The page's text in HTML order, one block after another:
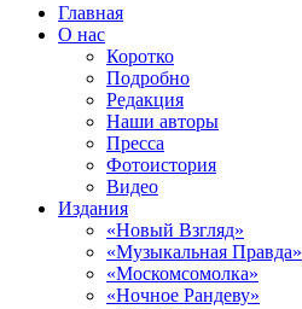
Главная
О нас
Коротко
Подробно
Редакция
Наши авторы
Пресса
Фотоистория
Видео
Издания
«Новый Взгляд»
«Музыкальная Правда»
«Москомсомолка»
«Ночное Рандеву»